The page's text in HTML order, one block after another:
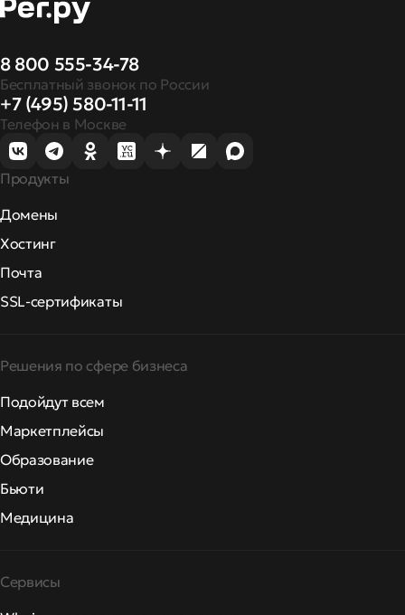
8 800 555-34-78
Бесплатный звонок по России
+7 (495) 580-11-11
Телефон в Москве
Продукты
Домены
Хостинг
Почта
SSL-сертификаты
Решения по сфере бизнеса
Подойдут всем
Маркетплейсы
Образование
Бьюти
Медицина
Сервисы